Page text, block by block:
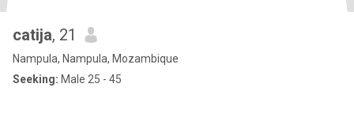
catija, 21
Nampula, Nampula, Mozambique
Seeking: Male 25 - 45